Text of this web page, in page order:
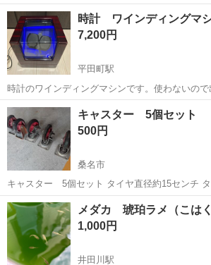
がでしょうか？ 小傷等あり。 ノークレームノー
ます☺︎ 待合せは 平日10-17希望です。
三重 員弁郡 北勢中央公園口駅 その他
時計 ワインディングマ
7,200円
平田町駅
時計のワインディングマシンです。使わないので
三重 鈴鹿市 平田町駅 その他 ワイ
キャスター 5個セット
500円
桑名市
キャスター 5個セット タイヤ直径約15センチ
りますがホームセンター等でタイヤのみ購入し
ークレームです
三重 桑名市 その他 キャスター
メダカ 琥珀ラメ（こは
1,000円
井田川駅